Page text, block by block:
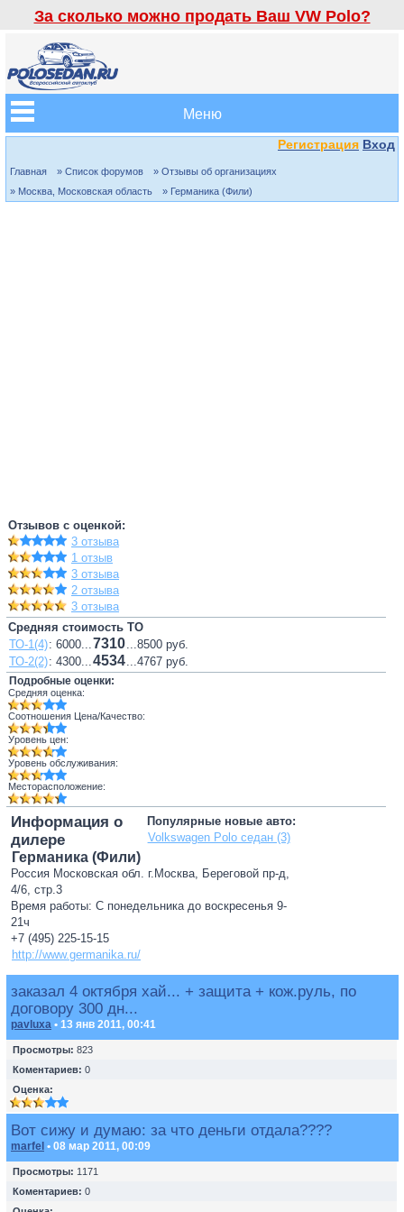
За сколько можно продать Ваш VW Polo?
Меню
Регистрация Вход
Главная » Список форумов
» Отзывы об организациях
» Москва, Московская область
» Германика (Фили)
Отзывов с оценкой:
3 отзыва
1 отзыв
3 отзыва
2 отзыва
3 отзыва
Средняя стоимость ТО
ТО-1(4): 6000...7310...8500 руб.
ТО-2(2): 4300...4534...4767 руб.
Подробные оценки:
Средняя оценка:
Соотношения Цена/Качество:
Уровень цен:
Уровень обслуживания:
Месторасположение:
Популярные новые авто:
Volkswagen Polo седан (3)
Информация о
дилере
Германика (Фили)
Россия Московская обл. г.Москва, Береговой пр-д,
4/6, стр.3
Время работы: С понедельника до воскресенья 9-
21ч
+7 (495) 225-15-15
http://www.germanika.ru/
заказал 4 октября хай... + защита + кож.руль, по
договору 300 дн...
pavluxa • 13 янв 2011, 00:41
Просмотры: 823
Коментариев: 0
Оценка:
Вот сижу и думаю: за что деньги отдала????
marfel • 08 мар 2011, 00:09
Просмотры: 1171
Коментариев: 0